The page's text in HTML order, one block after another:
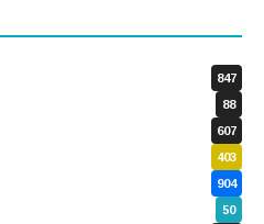
847
88
607
403
904
50